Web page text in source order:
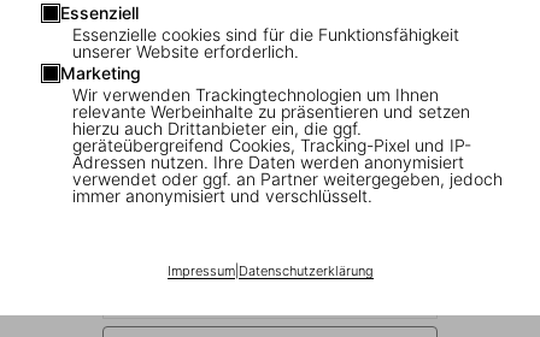
Essenziell
Essenzielle cookies sind für die Funktionsfähigkeit
unserer Website erforderlich.
Marketing
Wir verwenden Trackingtechnologien um Ihnen
relevante Werbeinhalte zu präsentieren und setzen
hierzu auch Drittanbieter ein, die ggf.
geräteübergreifend Cookies, Tracking-Pixel und IP-
Adressen nutzen. Ihre Daten werden anonymisiert
verwendet oder ggf. an Partner weitergegeben, jedoch
immer anonymisiert und verschlüsselt.
Impressum| Datenschutzerklärung
ADULTS ONLY
Robert Crumb. Sketchbook Vol. 6. 1998–
2011
US$ 50